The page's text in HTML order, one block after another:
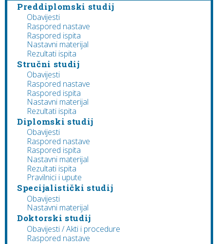
Preddiplomski studij
Obavijesti
Raspored nastave
Raspored ispita
Nastavni materijal
Rezultati ispita
Stručni studij
Obavijesti
Raspored nastave
Raspored ispita
Nastavni materijal
Rezultati ispita
Diplomski studij
Obavijesti
Raspored nastave
Raspored ispita
Nastavni materijal
Rezultati ispita
Pravilnici i upute
Specijalistički studij
Obavijesti
Nastavni materijal
Doktorski studij
Obavijesti / Akti i procedure
Raspored nastave